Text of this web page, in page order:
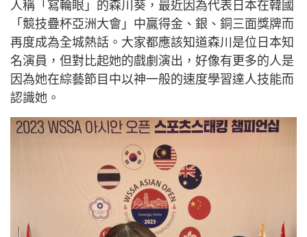
人稱「寫輪眼」的森川葵，最近因為代表日本在韓國
「競技疊杯亞洲大會」中贏得金、銀、銅三面獎牌而
再度成為全城熱話。大家都應該知道森川是位日本知
名演員，但對比起她的戲劇演出，好像有更多的人是
因為她在綜藝節目中以神一般的速度學習達人技能而
認識她。